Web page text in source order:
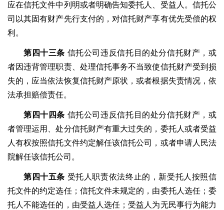
应在信托文件中列明或者明确告知委托人、受益人。信托公
司以其固有财产先行支付的，对信托财产享有优先受偿的权
利。
第四十三条 信托公司违反信托目的处分信托财产，或
者因违背管理职责、处理信托事务不当致使信托财产受到损
失的，应当依法恢复信托财产原状，或者根据失责情况，依
法承担赔偿责任。
第四十四条 信托公司违反信托目的处分信托财产，或
者管理运用、处分信托财产有重大过失的，委托人或者受益
人有权按照信托文件约定解任该信托公司，或者申请人民法
院解任该信托公司。
第四十五条 受托人职责依法终止的，新受托人按照信
托文件的约定选任；信托文件未规定的，由委托人选任；委
托人不能选任的，由受益人选任；受益人为无民事行为能力